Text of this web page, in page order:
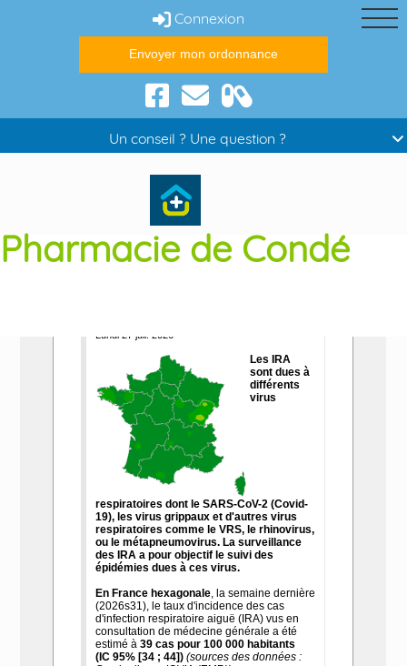
Connexion
Envoyer mon ordonnance
Un conseil ? Une question ?
Pharmacie de Condé
Conseils santé